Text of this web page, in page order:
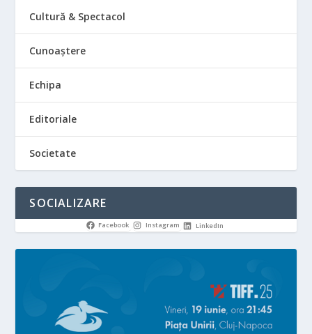
Cultură & Spectacol
Cunoaștere
Echipa
Editoriale
Societate
SOCIALIZARE
Facebook Instagram LinkedIn